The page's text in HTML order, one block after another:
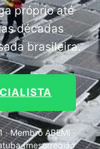
próprio até
décadas
brasileira.
Membro ABEMI ·
(mesorregião